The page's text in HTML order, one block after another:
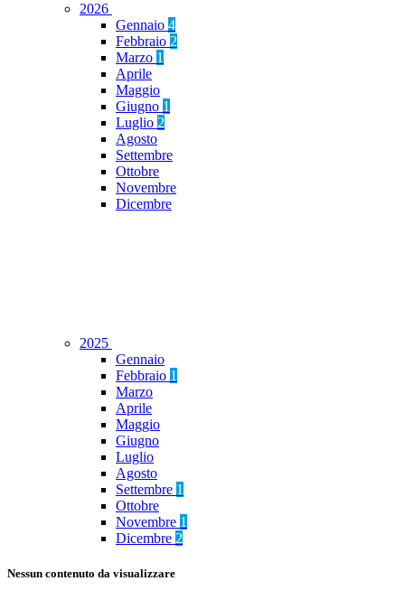
2026
Gennaio 4
Febbraio 2
Marzo 1
Aprile
Maggio
Giugno 1
Luglio 2
Agosto
Settembre
Ottobre
Novembre
Dicembre
2025
Gennaio
Febbraio 1
Marzo
Aprile
Maggio
Giugno
Luglio
Agosto
Settembre 1
Ottobre
Novembre 1
Dicembre 2
Nessun contenuto da visualizzare